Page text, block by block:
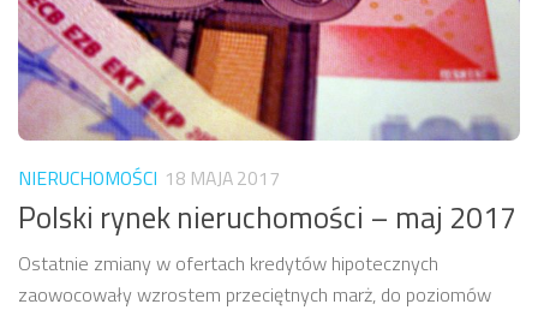
NIERUCHOMOŚCI 18 MAJA 2017
Polski rynek nieruchomości – maj 2017
Ostatnie zmiany w ofertach kredytów hipotecznych
zaowocowały wzrostem przeciętnych marż, do poziomów